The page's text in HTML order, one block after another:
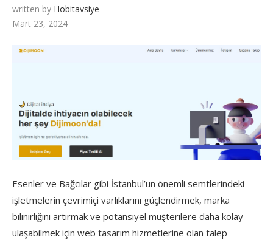
written by Hobitavsiye
Mart 23, 2024
Esenler ve Bağcılar gibi İstanbul’un önemli semtlerindeki
işletmelerin çevrimiçi varlıklarını güçlendirmek, marka
bilinirliğini artırmak ve potansiyel müşterilere daha kolay
ulaşabilmek için web tasarım hizmetlerine olan talep